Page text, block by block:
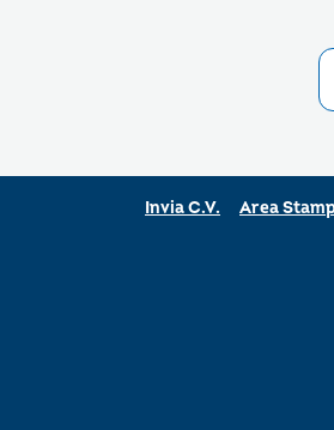
Invia C.V. Area